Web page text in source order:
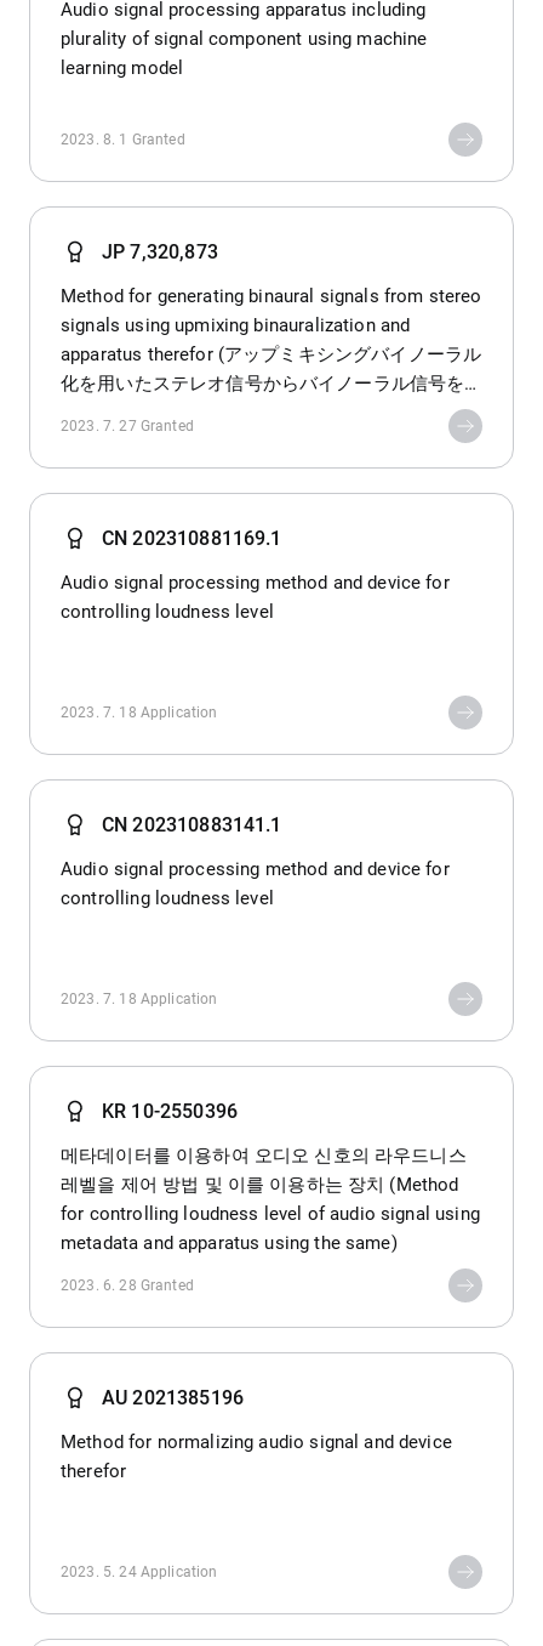
Audio signal processing apparatus including
plurality of signal component using machine
learning model
2023. 8. 1 Granted
JP 7,320,873
Method for generating binaural signals from stereo
signals using upmixing binauralization and
apparatus therefor (アップミキシングバイノーラル
化を用いたステレオ信号からバイノーラル信号を
2023. 7. 27 Granted
CN 202310881169.1
Audio signal processing method and device for
controlling loudness level
2023. 7. 18 Application
CN 202310883141.1
Audio signal processing method and device for
controlling loudness level
2023. 7. 18 Application
KR 10-2550396
메타데이터를 이용하여 오디오 신호의 라우드니스
레벨을 제어 방법 및 이를 이용하는 장치 (Method
for controlling loudness level of audio signal using
metadata and apparatus using the same)
2023. 6. 28 Granted
AU 2021385196
Method for normalizing audio signal and device
therefor
2023. 5. 24 Application